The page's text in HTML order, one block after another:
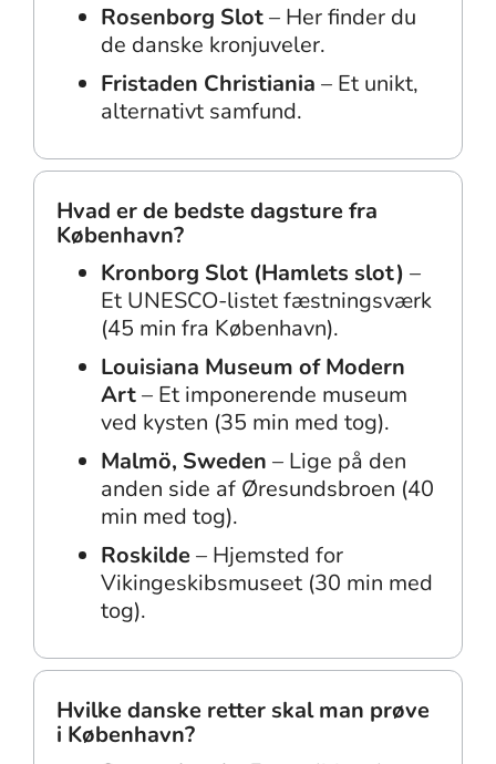
Rosenborg Slot– Her finder du
de danske kronjuveler.
Fristaden Christiania – Et unikt,
alternativt samfund.
Hvad er de bedste dagsture fra
København?
Kronborg Slot (Hamlets slot) –
Et UNESCO-listet fæstningsværk
(45 min fra København).
Louisiana Museum of Modern
Art– Et imponerende museum
ved kysten (35 min med tog).
Malmö, Sweden – Lige på den
anden side af Øresundsbroen (40
min med tog).
Roskilde– Hjemsted for
Vikingeskibsmuseet (30 min med
tog).
Hvilke danske retter skal man prøve
i København?